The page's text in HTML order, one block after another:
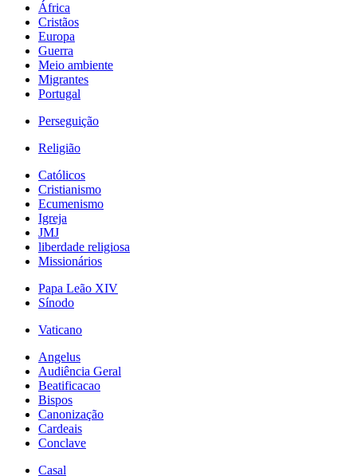
África
Cristãos
Europa
Guerra
Meio ambiente
Migrantes
Portugal
Perseguição
Religião
Católicos
Cristianismo
Ecumenismo
Igreja
JMJ
liberdade religiosa
Missionários
Papa Leão XIV
Sínodo
Vaticano
Angelus
Audiência Geral
Beatificacao
Bispos
Canonização
Cardeais
Conclave
Casal